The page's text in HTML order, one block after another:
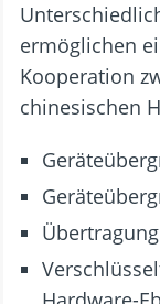
ermöglichen
Kooperation
chinesischen